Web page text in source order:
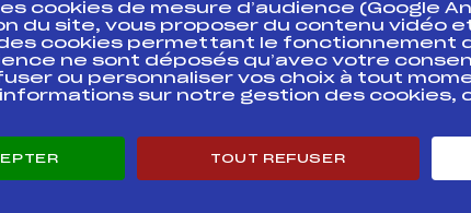
Ressources
Pass’Neige
Projet sportif fédéral
Pôle
cookies de mesure d’audience (Google
du site, vous proposer du contenu vidéo
cookies permettant le fonctionnement
ne sont déposés qu’avec votre
ou personnaliser vos choix à tout
sur notre gestion des cookies,
TOUT REFUSER